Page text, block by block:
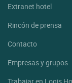
Extranet hotel
Rincón de prensa
Contacto
Empresas y grupos